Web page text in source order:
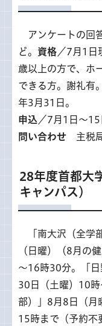
アンケートの回
ど。 資格 ／7月1日
歳以上の方で、ホ
できる方。謝礼有。
年3月31日。
申込 ／7月1日～15
問い合わせ 主税
28年度首都大
キャンパス）
「南大沢（全学
（日曜）（8月の
～16時30分。「日
30日（土曜）10
部）」8月8日（月
15時まで（予約不